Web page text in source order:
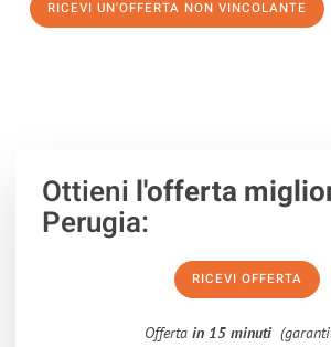
RICEVI UN'OFFERTA NON VINCOLANTE
Ottieni l'offerta
Perugia:
RICEVI OFFERTA
Offerta in 15 minuti